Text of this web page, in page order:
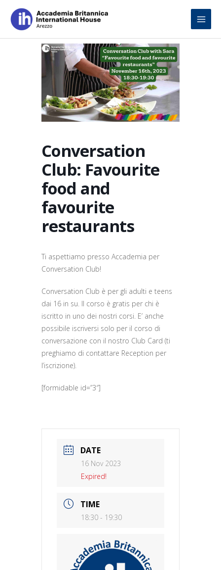
content
Conversation
Club: Favourite
food and
favourite
restaurants
Ti aspettiamo presso Accademia per
Conversation Club!
Conversation Club è per gli adulti e teens
dai 16 in su. Il corso è gratis per chi è
iscritto in uno dei nostri corsi. E’ anche
possibile iscriversi solo per il corso di
conversazione con il nostro Club Card (ti
preghiamo di contattare Reception per
l’iscrizione).
[formidable id=”3″]
DATE
16 Nov 2023
Expired!
TIME
18:30 - 19:30